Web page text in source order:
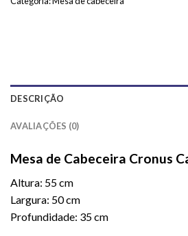
DESCRIÇÃO
AVALIAÇÕES (0)
Mesa de Cabeceira Cronus
Altura: 55 cm
Largura: 50 cm
Profundidade: 35 cm